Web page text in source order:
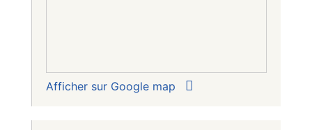
Afficher sur Google map